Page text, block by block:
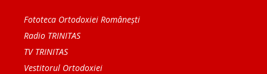
Fototeca Ortodoxiei Românești
Radio TRINITAS
TV TRINITAS
Vestitorul Ortodoxiei